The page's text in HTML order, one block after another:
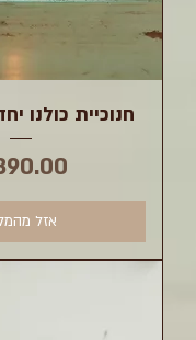
חנוכיית כולנו
מחיר
אזל